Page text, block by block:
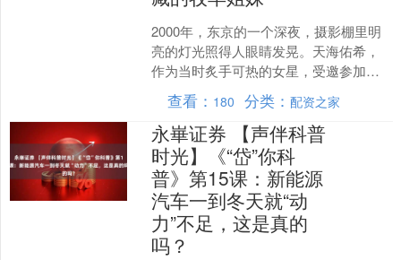
2000年，东京的一个深夜，摄影棚里明
亮的灯光照得人眼睛发晃。天海佑希，
作为当时炙手可热的女星，受邀参加一
档科普节目，目的是为了宣传在千叶县
出土的3500年前的....
查看： 180 分类：配资之家
永崋证券 【声伴科普
时光】《“岱”你科
普》第15课：新能源
汽车一到冬天就“动
力”不足，这是真的
吗？